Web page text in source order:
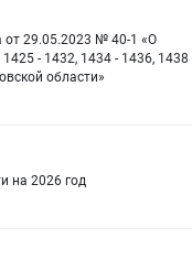
от 29.05.2023 № 40-1 «О
- 1432, 1434 - 1436, 1438
области»
на 2026 год